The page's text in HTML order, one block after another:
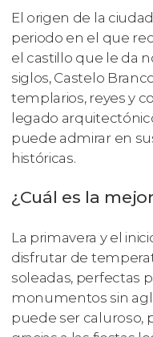
El origen de la
periodo en el que
el castillo que le da
siglos, Castelo
templarios, reyes y
legado
puede admirar en
históricas.
¿Cuál es la
La primavera y el
disfrutar de
soleadas, perfectas
monumentos sin
puede ser caluroso,